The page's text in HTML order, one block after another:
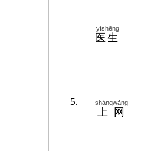
医生
yīshēng
5.
上网
shàngwǎng